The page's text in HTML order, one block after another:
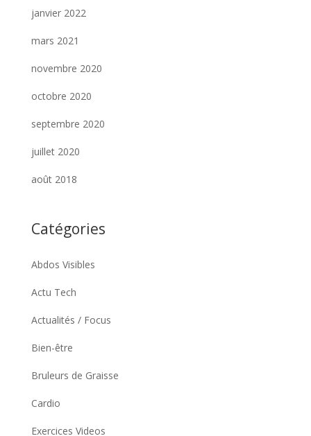
janvier 2022
mars 2021
novembre 2020
octobre 2020
septembre 2020
juillet 2020
août 2018
Catégories
Abdos Visibles
Actu Tech
Actualités / Focus
Bien-être
Bruleurs de Graisse
Cardio
Exercices Videos